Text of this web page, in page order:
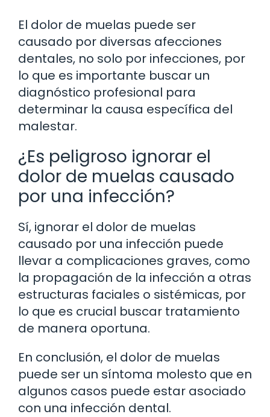
El dolor de muelas puede ser
causado por diversas afecciones
dentales, no solo por infecciones, por
lo que es importante buscar un
diagnóstico profesional para
determinar la causa específica del
malestar.
¿Es peligroso ignorar el
dolor de muelas causado
por una infección?
Sí, ignorar el dolor de muelas
causado por una infección puede
llevar a complicaciones graves, como
la propagación de la infección a otras
estructuras faciales o sistémicas, por
lo que es crucial buscar tratamiento
de manera oportuna.
En conclusión, el dolor de muelas
puede ser un síntoma molesto que en
algunos casos puede estar asociado
con una infección dental.